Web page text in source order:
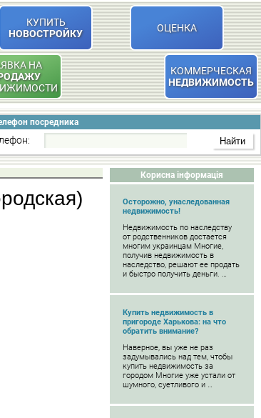
КУПИТЬ
НОВОСТРОЙКУ
ОЦЕНКА
НА
КОММЕРЧЕСКАЯ
НЕДВИЖИМОСТЬ
посредника
Корисна інформація
Осторожно, унаследованная
недвижимость!
Недвижимость по наследству
от родственников достается
многим украинцам Многие,
получив недвижимость в
наследство, решают ее продать
и быстро получить деньги. …
Купить недвижимость в
пригороде Харькова: на что
обратить внимание?
Наверное, вы уже не раз
задумывались над тем, чтобы
купить недвижимость за
городом Многие уже устали от
шумного, суетливого и …